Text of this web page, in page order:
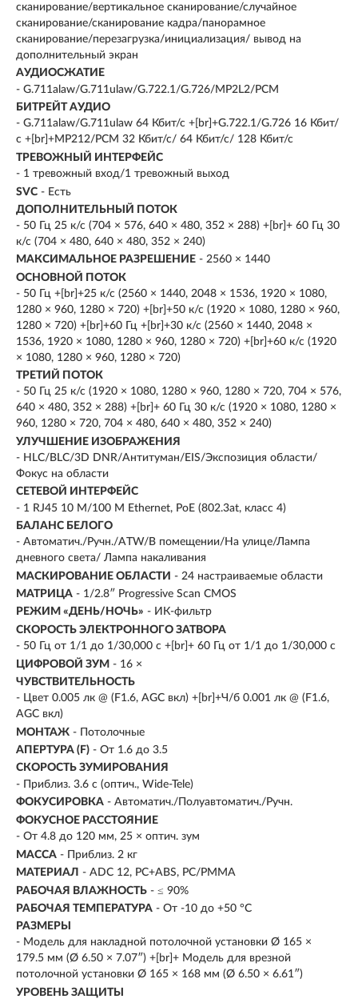
сканирование/вертикальное сканирование/случайное
сканирование/сканирование кадра/панорамное
сканирование/перезагрузка/инициализация/ вывод на
дополнительный экран
АУДИОСЖАТИЕ
- G.711alaw/G.711ulaw/G.722.1/G.726/MP2L2/PCM
БИТРЕЙТ АУДИО
- G.711alaw/G.711ulaw 64 Кбит/с +[br]+G.722.1/G.726 16 Кбит/
с +[br]+MP212/PCM 32 Кбит/с/ 64 Кбит/с/ 128 Кбит/с
ТРЕВОЖНЫЙ ИНТЕРФЕЙС
- 1 тревожный вход/1 тревожный выход
SVC - Есть
ДОПОЛНИТЕЛЬНЫЙ ПОТОК
- 50 Гц 25 к/с (704 × 576, 640 × 480, 352 × 288) +[br]+ 60 Гц 30
к/с (704 × 480, 640 × 480, 352 × 240)
МАКСИМАЛЬНОЕ РАЗРЕШЕНИЕ - 2560 × 1440
ОСНОВНОЙ ПОТОК
- 50 Гц +[br]+25 к/с (2560 × 1440, 2048 × 1536, 1920 × 1080,
1280 × 960, 1280 × 720) +[br]+50 к/с (1920 × 1080, 1280 × 960,
1280 × 720) +[br]+60 Гц +[br]+30 к/с (2560 × 1440, 2048 ×
1536, 1920 × 1080, 1280 × 960, 1280 × 720) +[br]+60 к/с (1920
× 1080, 1280 × 960, 1280 × 720)
ТРЕТИЙ ПОТОК
- 50 Гц 25 к/с (1920 × 1080, 1280 × 960, 1280 × 720, 704 × 576,
640 × 480, 352 × 288) +[br]+ 60 Гц 30 к/с (1920 × 1080, 1280 ×
960, 1280 × 720, 704 × 480, 640 × 480, 352 × 240)
УЛУЧШЕНИЕ ИЗОБРАЖЕНИЯ
- HLC/BLC/3D DNR/Антитуман/EIS/Экспозиция области/
Фокус на области
СЕТЕВОЙ ИНТЕРФЕЙС
- 1 RJ45 10 M/100 M Ethernet, PoE (802.3at, класс 4)
БАЛАНС БЕЛОГО
- Автоматич./Ручн./ATW/В помещении/На улице/Лампа
дневного света/ Лампа накаливания
МАСКИРОВАНИЕ ОБЛАСТИ - 24 настраиваемые области
МАТРИЦА - 1/2.8″ Progressive Scan CMOS
РЕЖИМ «ДЕНЬ/НОЧЬ» - ИК-фильтр
СКОРОСТЬ ЭЛЕКТРОННОГО ЗАТВОРА
- 50 Гц от 1/1 до 1/30,000 с +[br]+ 60 Гц от 1/1 до 1/30,000 с
ЦИФРОВОЙ ЗУМ - 16 ×
ЧУВСТВИТЕЛЬНОСТЬ
- Цвет 0.005 лк @ (F1.6, AGC вкл) +[br]+Ч/б 0.001 лк @ (F1.6,
AGC вкл)
МОНТАЖ - Потолочные
АПЕРТУРА (F) - От 1.6 до 3.5
СКОРОСТЬ ЗУМИРОВАНИЯ
- Приблиз. 3.6 с (оптич., Wide-Tele)
ФОКУСИРОВКА - Автоматич./Полуавтоматич./Ручн.
ФОКУСНОЕ РАССТОЯНИЕ
- От 4.8 до 120 мм, 25 × оптич. зум
МАССА - Приблиз. 2 кг
МАТЕРИАЛ - ADC 12, PC+ABS, PC/PMMA
РАБОЧАЯ ВЛАЖНОСТЬ - ≤ 90%
РАБОЧАЯ ТЕМПЕРАТУРА - От -10 до +50 °C
РАЗМЕРЫ
- Модель для накладной потолочной установки Ø 165 ×
179.5 мм (Ø 6.50 × 7.07″) +[br]+ Модель для врезной
потолочной установки Ø 165 × 168 мм (Ø 6.50 × 6.61″)
УРОВЕНЬ ЗАЩИТЫ